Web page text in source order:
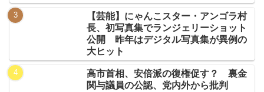
【芸能】にゃんこスター・アンゴラ村
長、初写真集でランジェリーショット
公開 昨年はデジタル写真集が異例の
大ヒット
高市首相、安倍派の復権促す？ 裏金
関与議員の公認、党内外から批判